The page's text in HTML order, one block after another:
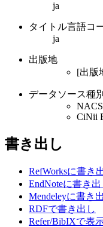
ja
タイトル言語コ
ja
出版地
[出版
データソース種別
CiNii
書き出し
RefWorksに書き
EndNoteに書き出
Mendeleyに書き
RDFで書き出し
Refer/BibIXで表